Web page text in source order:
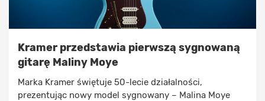
Kramer przedstawia pierwszą sygnowaną
gitarę Maliny Moye
Marka Kramer świętuje 50-lecie działalności,
prezentując nowy model sygnowany – Malina Moye